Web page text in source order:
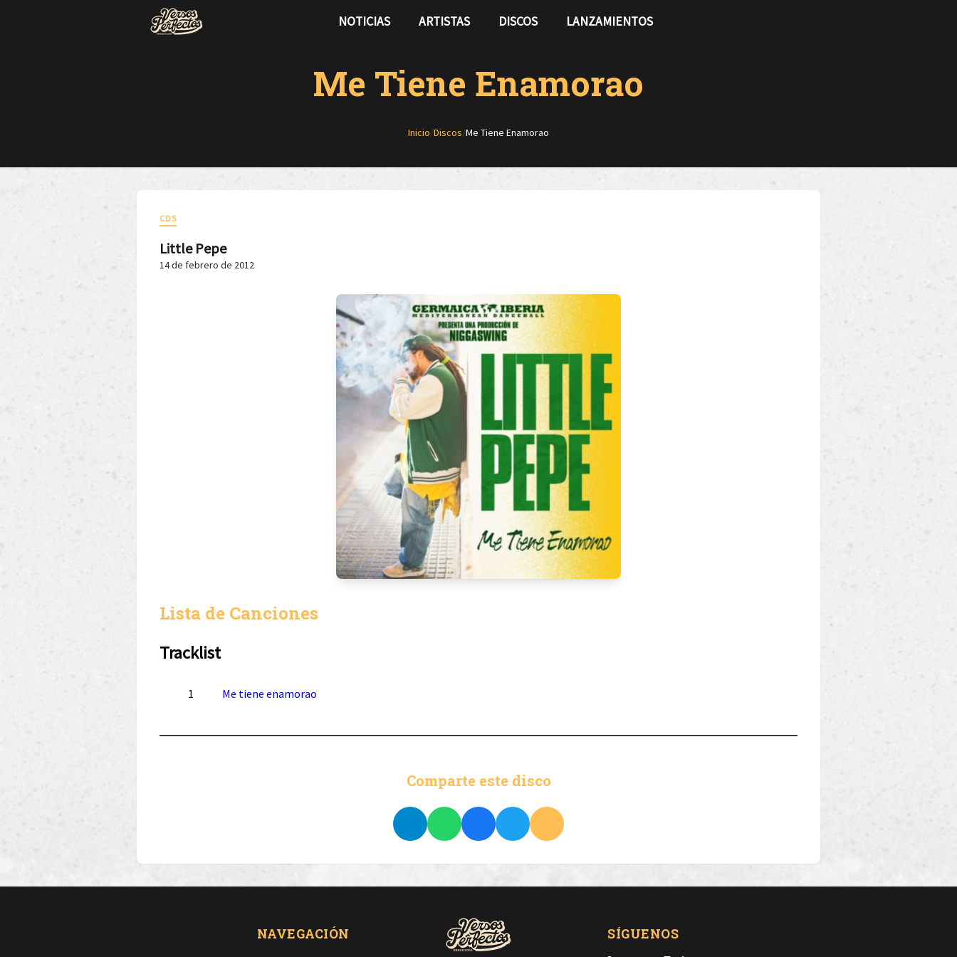
NOTICIAS ARTISTAS DISCOS LANZAMIENTOS
Me Tiene Enamorao
Inicio/Discos/Me Tiene Enamorao
CDS
Little Pepe
14 de febrero de 2012
Lista de Canciones
Tracklist
1 Me tiene enamorao
Comparte este disco
NAVEGACIÓN SÍGUENOS